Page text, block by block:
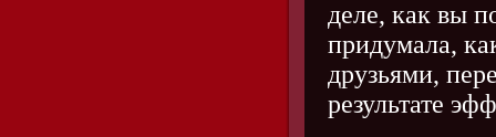
деле, как вы
придумала,
друзьями,
результате